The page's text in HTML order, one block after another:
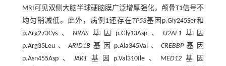
MRI可见双侧大脑半球硬脑膜广泛增厚强化，颅骨T1信号不
均匀稍减低。此外，病例1还存在TP53基因p.Gly245Ser和
p.Arg273Cys、NRAS 基因p.Gly13Asp、 U2AF1基因
p.Arg35Leu、ARID1B 基因p.Ala345Val、 CREBBP基因
p.Asn455Asp、JAK1 基因p.Val310Ile、 MED12基因